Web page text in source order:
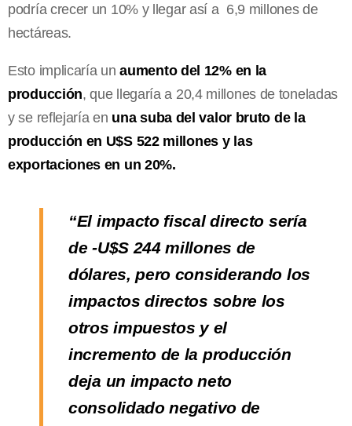
podría crecer un 10% y llegar así a 6,9 millones de
hectáreas.
Esto implicaría unaumento del 12% en la
producción, que llegaría a 20,4 millones de toneladas
y se reflejaría en una suba del valor bruto de la
producción en U$S 522 millones y las
exportaciones en un 20%.
“El impacto fiscal directo sería
de -U$S 244 millones de
dólares, pero considerando los
impactos directos sobre los
otros impuestos y el
incremento de la producción
deja un impacto neto
consolidado negativo de